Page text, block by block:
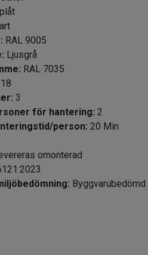
: RAL 9005
: Ljusgrå
: RAL 7035
18
: 3
för hantering: 2
person: 20 Min
omonterad
: